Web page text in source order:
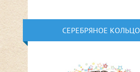
СЕРЕБРЯНОЕ КОЛЬЦО